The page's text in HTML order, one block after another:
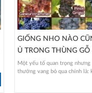
GIỐNG NHO NÀO
Ủ TRONG THÙNG GỖ
Một yếu tố quan trọng
thưởng vang bỏ qua chính là: